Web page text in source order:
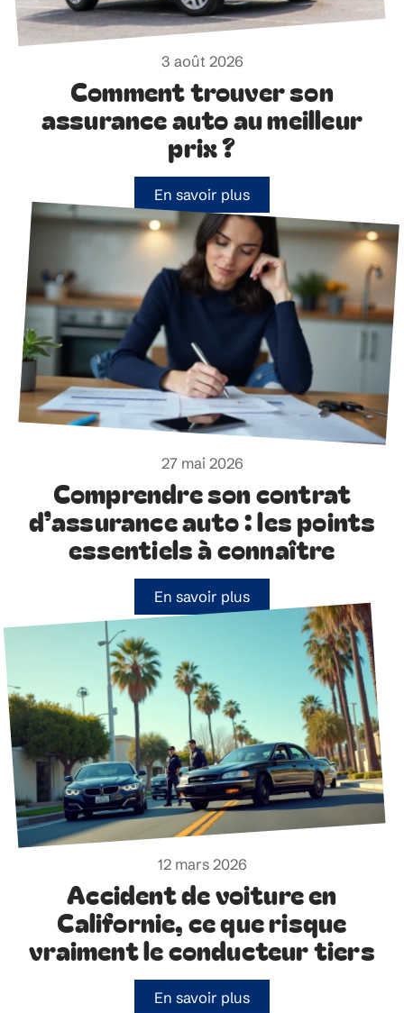
3 août 2026
Comment trouver son
assurance auto au meilleur
prix ?
En savoir plus
27 mai 2026
Comprendre son contrat
d’assurance auto : les points
essentiels à connaître
En savoir plus
12 mars 2026
Accident de voiture en
Californie, ce que risque
vraiment le conducteur tiers
En savoir plus